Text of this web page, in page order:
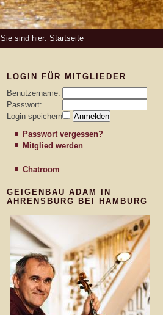
Sie sind hier: Startseite
LOGIN FÜR MITGLIEDER
Benutzername:
Passwort:
Login speichern
Passwort vergessen?
Mitglied werden
Chatroom
GEIGENBAU ADAM IN
AHRENSBURG BEI HAMBURG